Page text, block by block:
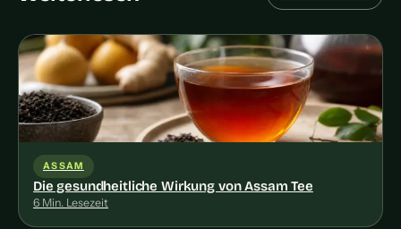
ASSAM
Die gesundheitliche Wirkung von Assam Tee
6 Min. Lesezeit